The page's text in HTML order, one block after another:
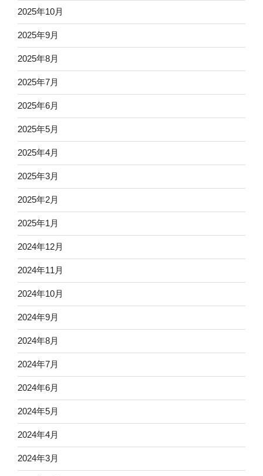
2025年10月
2025年9月
2025年8月
2025年7月
2025年6月
2025年5月
2025年4月
2025年3月
2025年2月
2025年1月
2024年12月
2024年11月
2024年10月
2024年9月
2024年8月
2024年7月
2024年6月
2024年5月
2024年4月
2024年3月